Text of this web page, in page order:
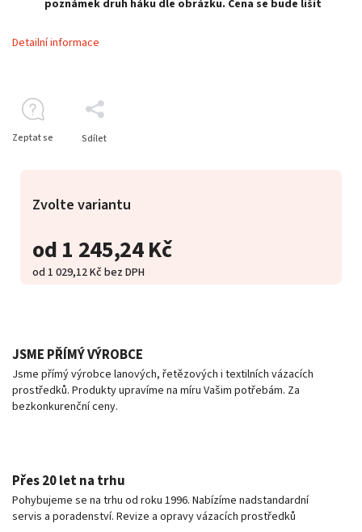
od 1 245,24 Kč
od 1 029,12 Kčbez DPH
Zvolte variantu
poznámek druh háku dle obrázku. Cena se bude lišit
Detailní informace
Zeptat se Sdílet
JSME PŘÍMÝ VÝROBCE
Jsme přímý výrobce lanových, řetězových i textilních vázacích
prostředků. Produkty upravíme na míru Vašim potřebám. Za
bezkonkurenční ceny.
Přes 20 let na trhu
Pohybujeme se na trhu od roku 1996. Nabízíme nadstandardní
servis a poradenství. Revize a opravy vázacích prostředků